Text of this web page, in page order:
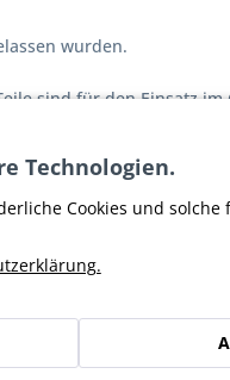
wurden.
sind für den Einsatz
Rennsport, für
Baugruppe und
bei den jeweils
Rizoma
Technologien.
Cookies und